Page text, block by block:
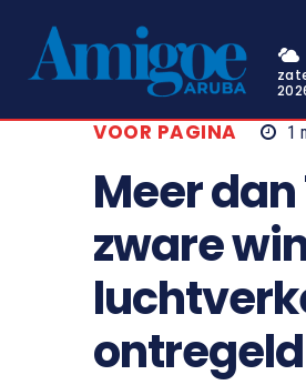
VOOR PAGINA 1
Meer
zware
ontregeld